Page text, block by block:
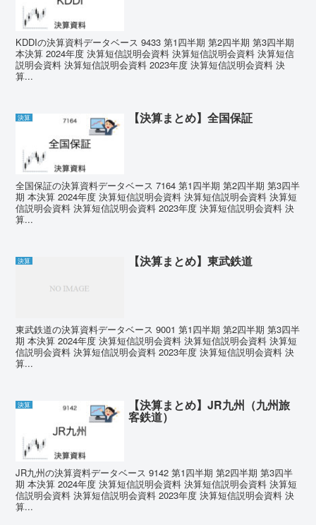
KDDIの決算資料データベース 9433 第1四半期 第2四半期 第3四半期
本決算 2024年度 決算短信説明会資料 決算短信説明会資料 決算短信
説明会資料 決算短信説明会資料 2023年度 決算短信説明会資料 決
算...
決算 【決算まとめ】全国保証
全国保証の決算資料データベース 7164 第1四半期 第2四半期 第3四半
期 本決算 2024年度 決算短信説明会資料 決算短信説明会資料 決算短
信説明会資料 決算短信説明会資料 2023年度 決算短信説明会資料 決
算...
決算 【決算まとめ】東武鉄道
東武鉄道の決算資料データベース 9001 第1四半期 第2四半期 第3四半
期 本決算 2024年度 決算短信説明会資料 決算短信説明会資料 決算短
信説明会資料 決算短信説明会資料 2023年度 決算短信説明会資料 決
算...
決算 【決算まとめ】JR九州（九州旅
客鉄道）
JR九州の決算資料データベース 9142 第1四半期 第2四半期 第3四半
期 本決算 2024年度 決算短信説明会資料 決算短信説明会資料 決算短
信説明会資料 決算短信説明会資料 2023年度 決算短信説明会資料 決
算...